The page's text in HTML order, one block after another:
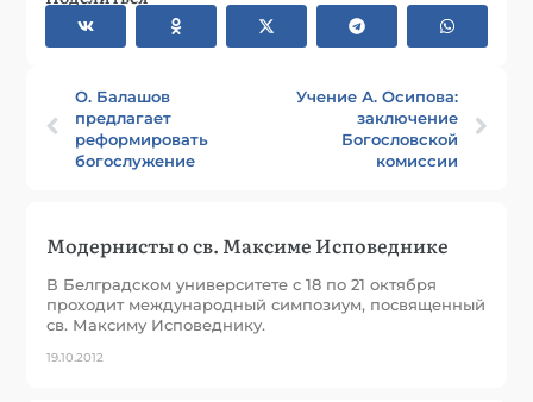
О. Балашов
предлагает
реформировать
богослужение
Учение А. Осипова:
заключение
Богословской
комиссии
Модернисты о св. Максиме Исповеднике
В Белградском университете с 18 по 21 октября
проходит международный симпозиум, посвященный
св. Максиму Исповеднику.
19.10.2012